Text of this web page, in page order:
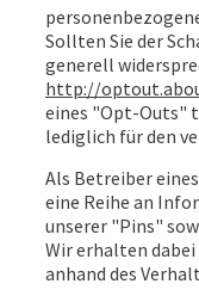
Sollten Sie der
generell
http://
eines "Opt-Outs"
lediglich für den
Als Betreiber
eine Reihe an
unserer "Pins"
Wir erhalten
anhand des